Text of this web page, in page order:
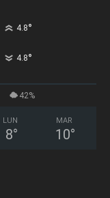
4.8°
4.8°
42%
LUN
8°
MAR
10°